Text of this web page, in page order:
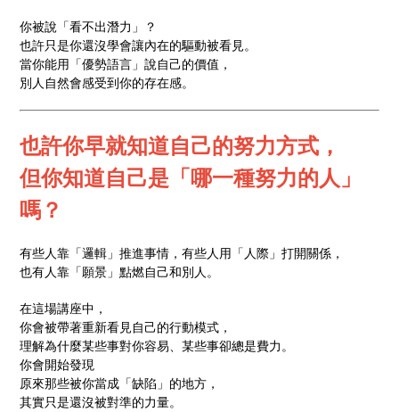
你被說「看不出潛力」？
也許只是你還沒學會讓內在的驅動被看見。
當你能用「優勢語言」說自己的價值，
別人自然會感受到你的存在感。
也許你早就知道自己的努力方式，
但你知道自己是「哪一種努力的人」
嗎？
有些人靠「邏輯」推進事情，有些人用「人際」打開關係，
也有人靠「願景」點燃自己和別人。
在這場講座中，
你會被帶著重新看見自己的行動模式，
理解為什麼某些事對你容易、某些事卻總是費力。
你會開始發現
原來那些被你當成「缺陷」的地方，
其實只是還沒被對準的力量。